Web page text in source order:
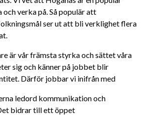
verka på. Så populär att
ser ut att bli verklighet flera
är vår främsta styrka och sättet våra
sig och känner på jobbet blir
Därför jobbar vi inifrån med
ledord kommunikation och
bidrar till ett öppet